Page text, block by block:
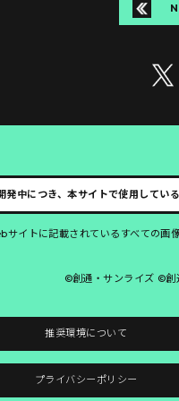
発中につき、本サイトで使用してい
サイトに記載されているすべての画
©創通・サンライズ ©
推奨環境について
プライバシーポリシー